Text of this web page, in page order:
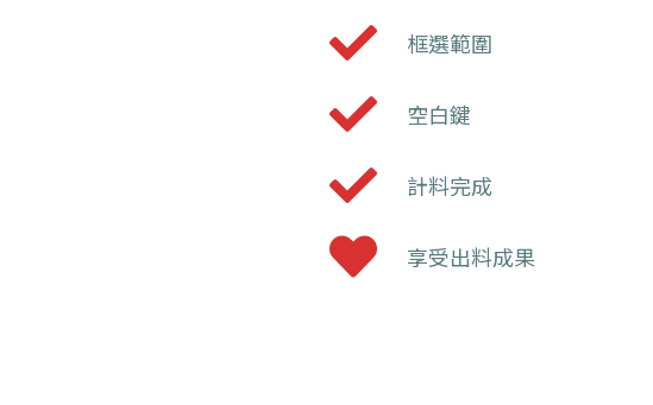
框選範圍
空白鍵
計料完成
享受出料成果